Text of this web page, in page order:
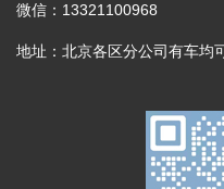
微信：13321100968
地址：北京各区分公司有车均